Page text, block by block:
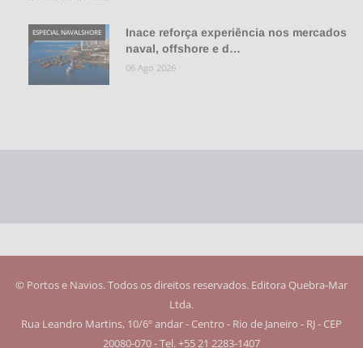
Inace reforça experiência nos mercados
naval, offshore e d…
ESPECIAL NAVALSHORE
06 Ago 2026
© Portos e Navios. Todos os direitos reservados. Editora Quebra-Mar
Ltda.
Rua Leandro Martins, 10/6º andar - Centro - Rio de Janeiro - RJ - CEP
20080-070 - Tel. +55 21 2283-1407